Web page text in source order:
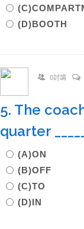
(D)BOOTH
0討論
5. The
quarter
(A)ON
(B)OFF
(C)TO
(D)IN